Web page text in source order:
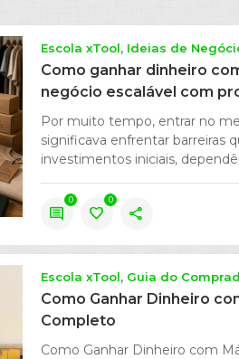
Escola xTool Ideias de
Como ganhar dinheiro
negócio escalável com
Por muito tempo, entrar no
significava enfrentar barreiras
investimentos iniciais,
comment
0
favorite
0
share
Escola xTool Guia do
Como Ganhar Dinheiro
Completo
Como Ganhar Dinheiro com